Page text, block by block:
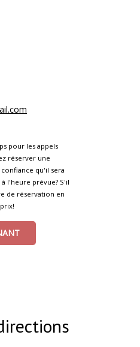
pour les appels
réserver une
qu'il sera
l'heure prévue? S'il
de réservation en